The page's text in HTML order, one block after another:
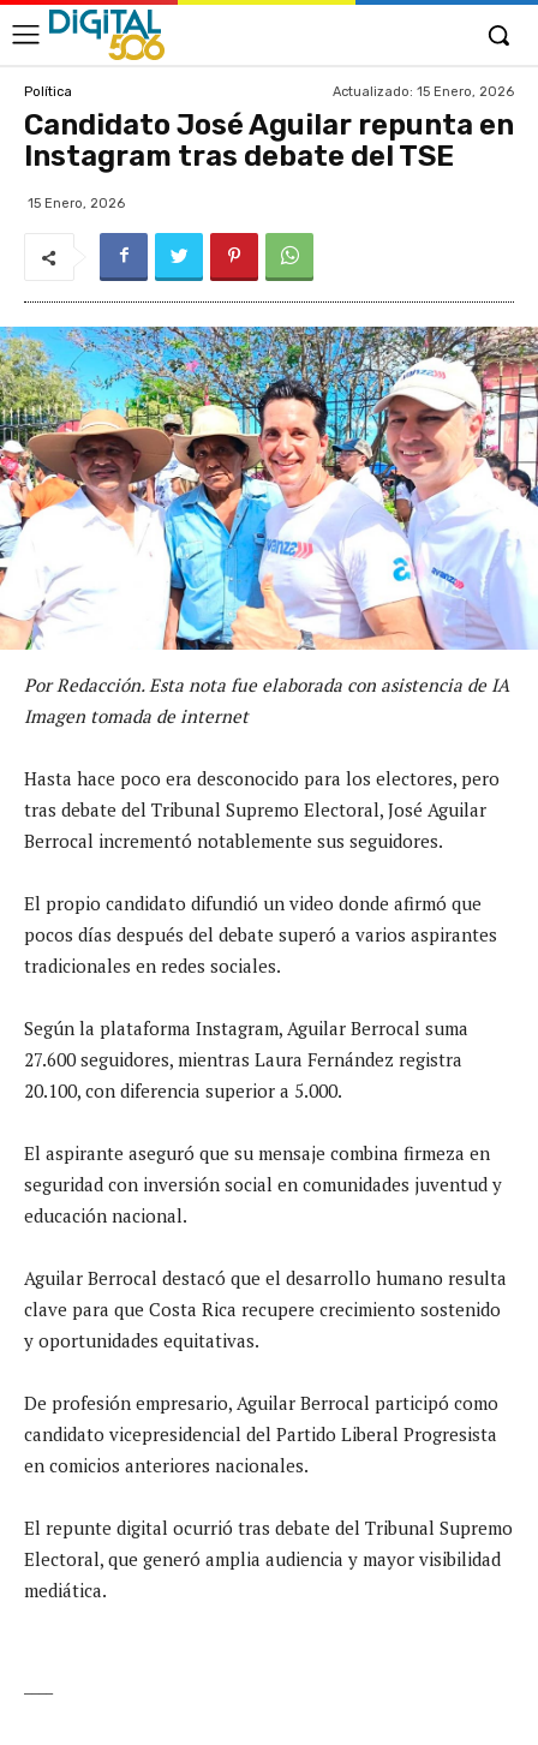
Política Actualizado: 15 Enero, 2026
Candidato José Aguilar repunta en
Instagram tras debate del TSE
15 Enero, 2026
Por Redacción. Esta nota fue elaborada con asistencia de IA
Imagen tomada de internet
Hasta hace poco era desconocido para los electores, pero
tras debate del Tribunal Supremo Electoral, José Aguilar
Berrocal incrementó notablemente sus seguidores.
El propio candidato difundió un video donde afirmó que
pocos días después del debate superó a varios aspirantes
tradicionales en redes sociales.
Según la plataforma Instagram, Aguilar Berrocal suma
27.600 seguidores, mientras Laura Fernández registra
20.100, con diferencia superior a 5.000.
El aspirante aseguró que su mensaje combina firmeza en
seguridad con inversión social en comunidades juventud y
educación nacional.
Aguilar Berrocal destacó que el desarrollo humano resulta
clave para que Costa Rica recupere crecimiento sostenido
y oportunidades equitativas.
De profesión empresario, Aguilar Berrocal participó como
candidato vicepresidencial del Partido Liberal Progresista
en comicios anteriores nacionales.
El repunte digital ocurrió tras debate del Tribunal Supremo
Electoral, que generó amplia audiencia y mayor visibilidad
mediática.